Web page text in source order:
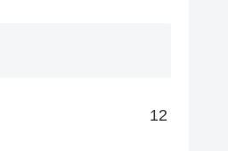
12